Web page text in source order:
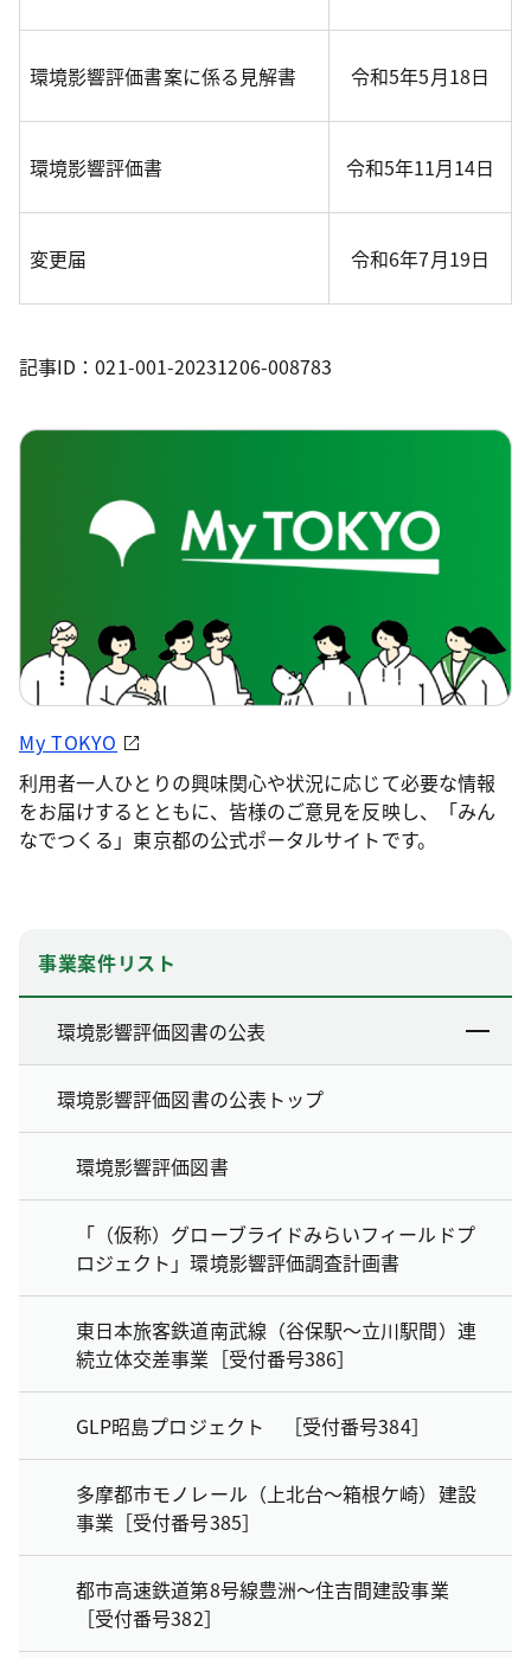
環境影響評価書案に係る見解書 令和5年5月18日
環境影響評価書 令和5年11月14日
変更届 令和6年7月19日
記事ID：021-001-20231206-008783
My TOKYO
利用者一人ひとりの興味関心や状況に応じて必要な情報
をお届けするとともに、皆様のご意見を反映し、「みん
なでつくる」東京都の公式ポータルサイトです。
事業案件リスト
環境影響評価図書の公表
環境影響評価図書の公表トップ
環境影響評価図書
「（仮称）グローブライドみらいフィールドプ
ロジェクト」環境影響評価調査計画書
東日本旅客鉄道南武線（谷保駅～立川駅間）連
続立体交差事業［受付番号386］
GLP昭島プロジェクト ［受付番号384］
多摩都市モノレール（上北台～箱根ケ崎）建設
事業［受付番号385］
都市高速鉄道第8号線豊洲～住吉間建設事業
［受付番号382］